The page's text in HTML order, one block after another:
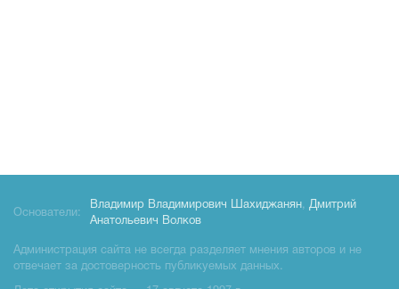
Основатели:
Владимир Владимирович Шахиджанян, Дмитрий
Анатольевич Волков
Администрация сайта не всегда разделяет мнения авторов и не
отвечает за достоверность публикуемых данных.